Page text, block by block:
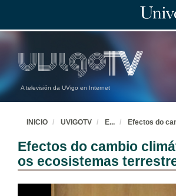
A televisión da UVigo en Internet
INICIO UVIGOTV E... Efectos do
Efectos do cambio
os ecosistemas